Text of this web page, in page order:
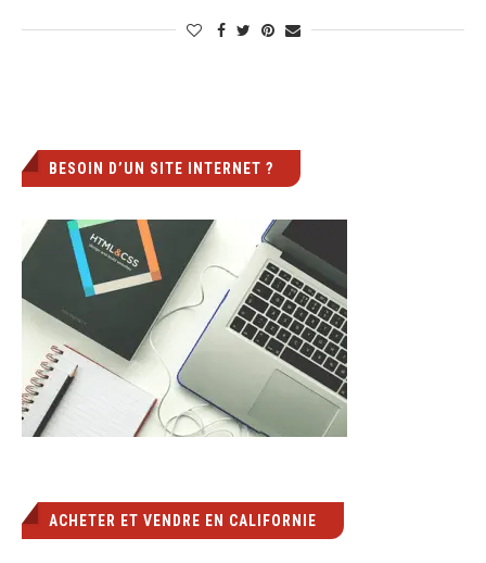
BESOIN D’UN SITE INTERNET ?
ACHETER ET VENDRE EN CALIFORNIE